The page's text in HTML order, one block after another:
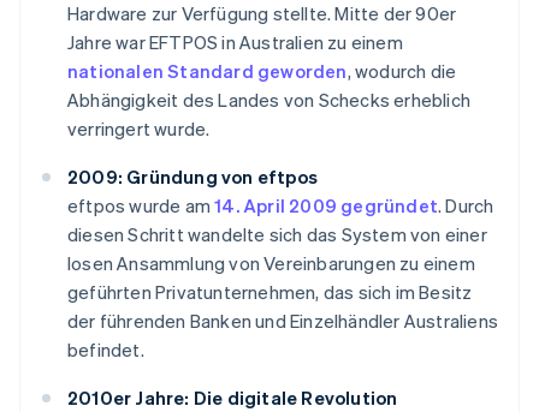
Hardware zur Verfügung stellte. Mitte der 90er
Jahre war EFTPOS in Australien zu einem
nationalen Standard geworden, wodurch die
Abhängigkeit des Landes von Schecks erheblich
verringert wurde.
2009: Gründung von eftpos
eftpos wurde am14. April 2009 gegründet. Durch
diesen Schritt wandelte sich das System von einer
losen Ansammlung von Vereinbarungen zu einem
geführten Privatunternehmen, das sich im Besitz
der führenden Banken und Einzelhändler Australiens
befindet.
2010er Jahre: Die digitale Revolution